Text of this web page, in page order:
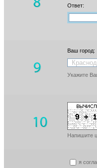
Ответ:
Ваш город:
Укажите
Напишите
я